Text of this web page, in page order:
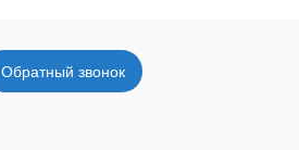
Обратный звонок